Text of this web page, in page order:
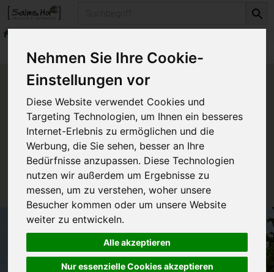
Nehmen Sie Ihre Cookie-
Einstellungen vor
Diese Website verwendet Cookies und
Targeting Technologien, um Ihnen ein besseres
Internet-Erlebnis zu ermöglichen und die
Werbung, die Sie sehen, besser an Ihre
Bedürfnisse anzupassen. Diese Technologien
nutzen wir außerdem um Ergebnisse zu
messen, um zu verstehen, woher unsere
Besucher kommen oder um unsere Website
weiter zu entwickeln.
Alle akzeptieren
Nur essenzielle Cookies akzeptieren
Produkte Getränke Säfte
Produkt "Preiselbeersaft" nicht
verfügbar.
Das von Ihnen gesuchte Produkt ist leider zur Zeit
nicht verfügbar.